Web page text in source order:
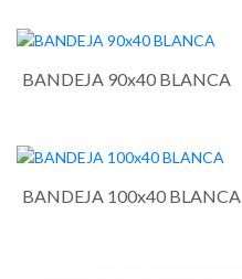
BANDEJA 90x40 BLANCA
BANDEJA 100x40 BLANCA